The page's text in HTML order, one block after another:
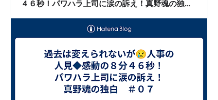
４６秒！パワハラ上司に涙の訴え！真野魂の独